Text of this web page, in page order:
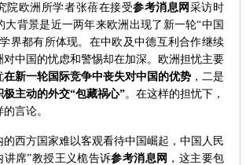
院欧洲所学者张蓓在接受参考消息网 采访时
大背景是近一两年来欧洲出现了新一轮“中国
界都有所体现。在中欧及中德互利合作继续
对中国的忧虑和警惕却在加深。欧洲担忧主要
在新一轮国际竞争中丧失对中国的优势 ，二是
主动的外交“包藏祸心”。在这样的担忧下，
言论。
的西方国家难以客观看待中国崛起，中国人民
讲席”教授王义桅告诉参考消息网 ，这主要包